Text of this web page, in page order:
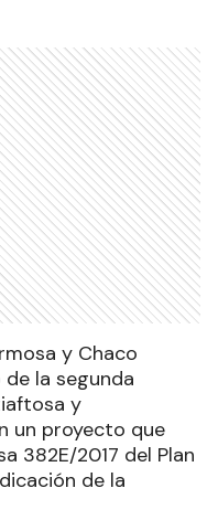
y Chaco
la segunda
y
un proyecto que
382E/2017 del Plan
de la